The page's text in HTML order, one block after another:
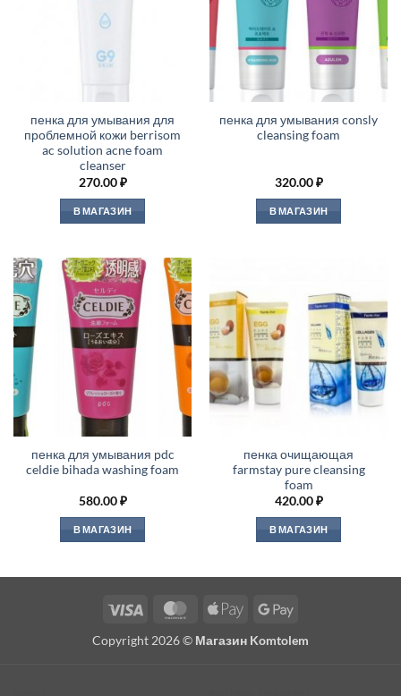
пенка для умывания для
проблемной кожи berrisom
ac solution acne foam
cleanser
270.00₽
В МАГАЗИН
пенка для умывания consly
cleansing foam
320.00₽
В МАГАЗИН
пенка для умывания pdc
celdie bihada washing foam
580.00₽
В МАГАЗИН
пенка очищающая
farmstay pure cleansing
foam
420.00₽
В МАГАЗИН
Visa MasterCardApple
Google
Copyright 2026 © Магазин Komtolem